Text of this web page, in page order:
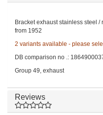
Bracket exhaust stainless steel
from 1952
2 variants available - please
DB comparison no .:
Group 49, exhaust
Reviews